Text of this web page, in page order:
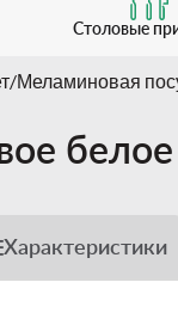
Столовые
Меламиновая
белое
Характеристики